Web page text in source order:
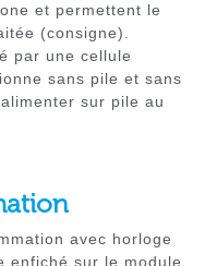
et permettent le
(consigne).
par une cellule
sans pile et sans
sur pile au
avec horloge
enfiché sur le module